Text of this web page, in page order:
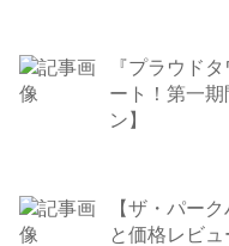
『プラウド
ート！第一
ン】
【ザ・パー
と価格レビュ